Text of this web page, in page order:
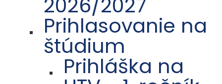
Prihlasovanie na
štúdium
Prihláška na